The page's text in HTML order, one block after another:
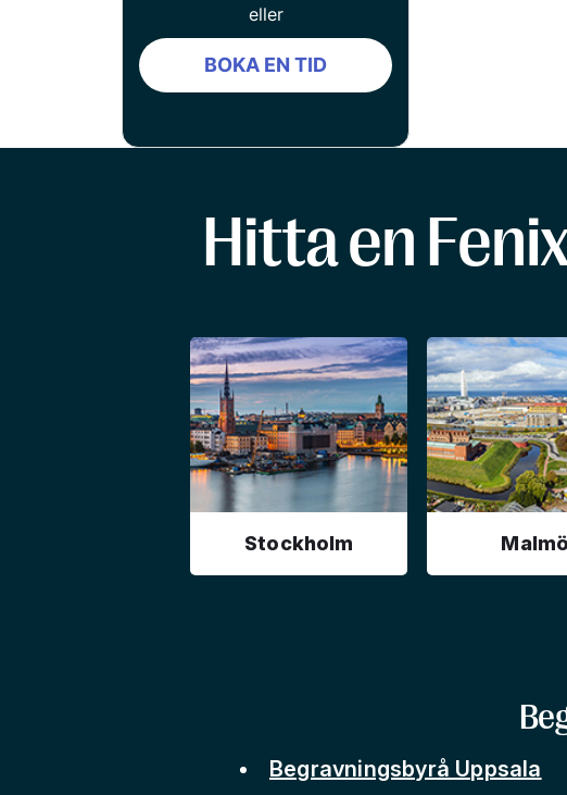
eller
BOKA EN TID
Hitta en
Stockholm Malmö
Begravningsbyrå Uppsala